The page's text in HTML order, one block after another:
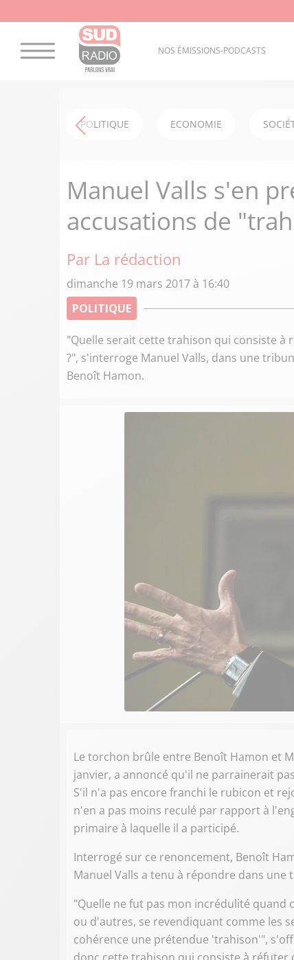
NOS ÉMISSIONS-PODCASTS
POLITIQUE ECONOMIE
Manuel Valls s'en
accusations de
Par La rédaction
dimanche 19 mars 2017 à 16:40
POLITIQUE
"Quelle serait cette trahison qui consiste à
?", s'interroge Manuel Valls, dans une
Benoît Hamon.
Le torchon brûle entre Benoît Hamon et
janvier, a annoncé qu'il ne parrainerait
S'il n'a pas encore franchi le rubicon et
n'en a pas moins reculé par rapport à
primaire à laquelle il a participé.
Interrogé sur ce renoncement, Benoît
Manuel Valls a tenu à répondre dans
"Quelle ne fut pas mon incrédulité
ou d'autres, se revendiquant comme les
cohérence une prétendue 'trahison'",